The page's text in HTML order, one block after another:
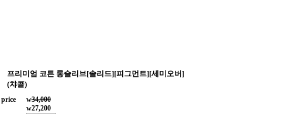
프리미엄 코튼 롱슬리브[솔리드][피그먼트][세미오버]
(챠콜)
price w34,000
w27,200